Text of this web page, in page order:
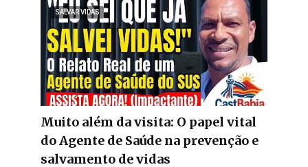
SALVAR VIDAS
Muito além da visita: O papel vital
do Agente de Saúde na prevenção e
salvamento de vidas